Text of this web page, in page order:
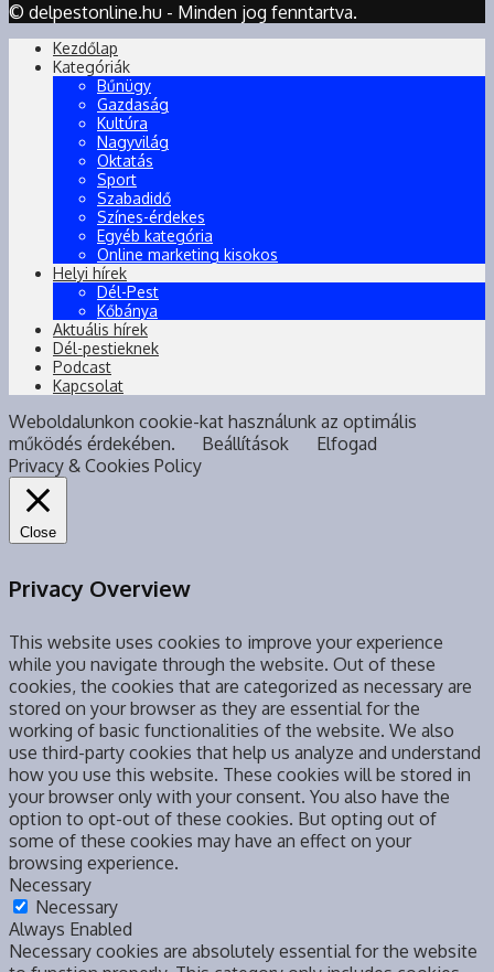
© delpestonline.hu - Minden jog fenntartva.
Kezdőlap
Kategóriák
Bűnügy
Gazdaság
Kultúra
Nagyvilág
Oktatás
Sport
Szabadidő
Színes-érdekes
Egyéb kategória
Online marketing kisokos
Helyi hírek
Dél-Pest
Kőbánya
Aktuális hírek
Dél-pestieknek
Podcast
Kapcsolat
Weboldalunkon cookie-kat használunk az optimális
működés érdekében.
Beállítások
Elfogad
Privacy & Cookies Policy
Close
Privacy Overview
This website uses cookies to improve your experience
while you navigate through the website. Out of these
cookies, the cookies that are categorized as necessary are
stored on your browser as they are essential for the
working of basic functionalities of the website. We also
use third-party cookies that help us analyze and understand
how you use this website. These cookies will be stored in
your browser only with your consent. You also have the
option to opt-out of these cookies. But opting out of
some of these cookies may have an effect on your
browsing experience.
Necessary
Necessary
Always Enabled
Necessary cookies are absolutely essential for the website